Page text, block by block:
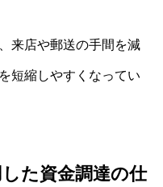
来店や郵送の手間を減
短縮しやすくなってい
た資金調達の仕